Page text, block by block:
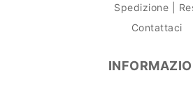
Spedizione |
Contattaci